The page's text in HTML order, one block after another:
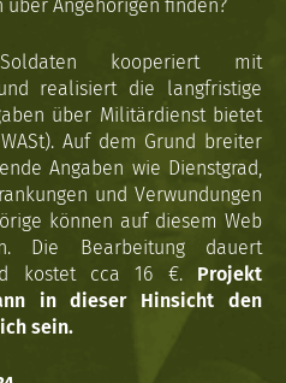
über Angehörigen finden?
kooperiert mit
realisiert die langfristige
über Militärdienst bietet
Auf dem Grund breiter
Angaben wie Dienstgrad,
und Verwundungen
können auf diesem Web
Die Bearbeitung dauert
kostet cca 16 €. Projekt
in dieser Hinsicht den
sein.